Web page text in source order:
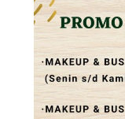
click
fake
watches.